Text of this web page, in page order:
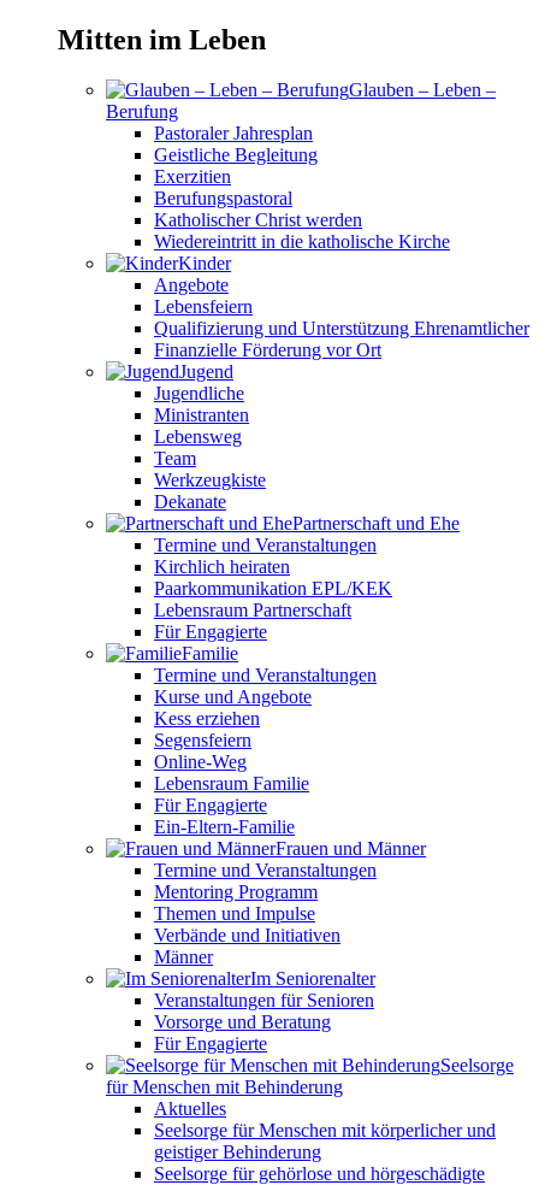
Mitten im Leben
Glauben – Leben –
Berufung
Pastoraler Jahresplan
Geistliche Begleitung
Exerzitien
Berufungspastoral
Katholischer Christ werden
Wiedereintritt in die katholische Kirche
Kinder
Angebote
Lebensfeiern
Qualifizierung und Unterstützung Ehrenamtlicher
Finanzielle Förderung vor Ort
Jugend
Jugendliche
Ministranten
Lebensweg
Team
Werkzeugkiste
Dekanate
Partnerschaft und Ehe
Termine und Veranstaltungen
Kirchlich heiraten
Paarkommunikation EPL/KEK
Lebensraum Partnerschaft
Für Engagierte
Familie
Termine und Veranstaltungen
Kurse und Angebote
Kess erziehen
Segensfeiern
Online-Weg
Lebensraum Familie
Für Engagierte
Ein-Eltern-Familie
Frauen und Männer
Termine und Veranstaltungen
Mentoring Programm
Themen und Impulse
Verbände und Initiativen
Männer
Im Seniorenalter
Veranstaltungen für Senioren
Vorsorge und Beratung
Für Engagierte
Seelsorge
für Menschen mit Behinderung
Aktuelles
Seelsorge für Menschen mit körperlicher und
geistiger Behinderung
Seelsorge für gehörlose und hörgeschädigte